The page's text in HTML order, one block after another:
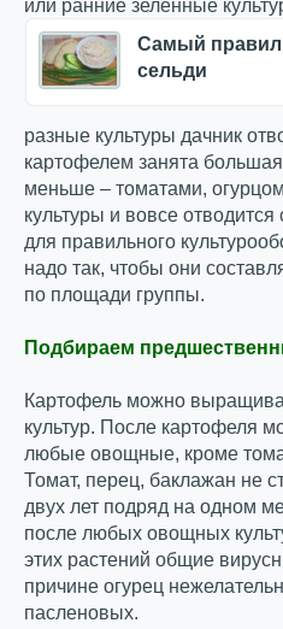
или ранние зеленные
Самый
сельди
разные культуры дачник
картофелем занята большая
меньше – томатами,
культуры и вовсе
для правильного
надо так, чтобы они
по площади группы.
Подбираем
Картофель можно
культур. После картофеля
любые овощные, кроме
Томат, перец, баклажан не
двух лет подряд на одном
после любых овощных
этих растений общие
причине огурец
пасленовых.